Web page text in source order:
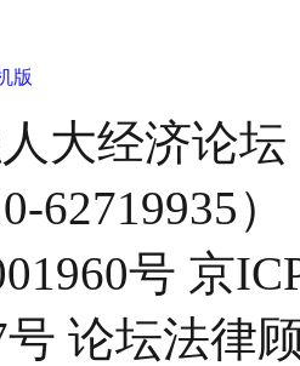
版
大经济论
62719935）
号 京
号 论坛法律